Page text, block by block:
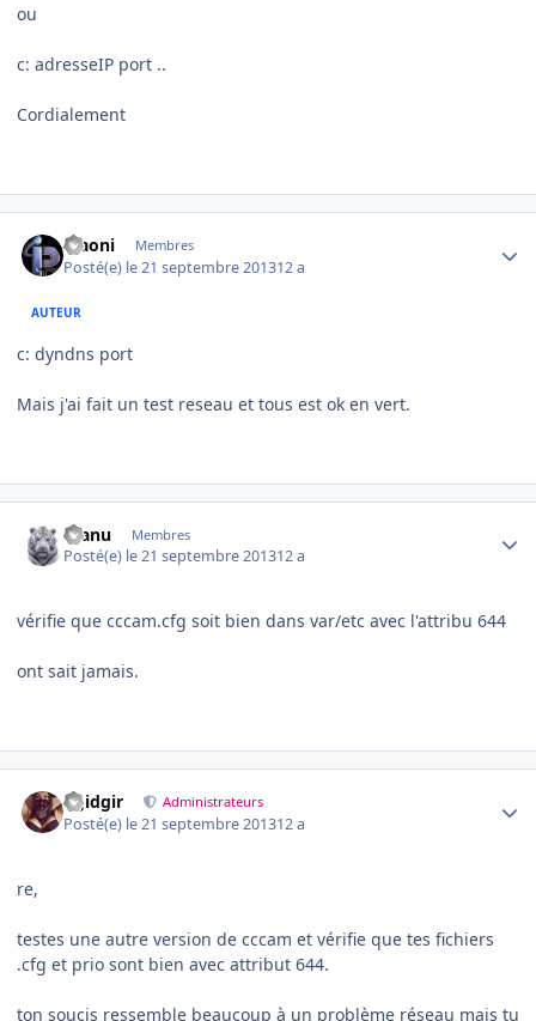
ou
c: adresseIP port ..
Cordialement
Maoni Membres
Posté(e) le 21 septembre 201312 a
AUTEUR
c: dyndns port
Mais j'ai fait un test reseau et tous est ok en vert.
manu Membres
Posté(e) le 21 septembre 201312 a
vérifie que cccam.cfg soit bien dans var/etc avec l'attribu 644
ont sait jamais.
dgidgir Administrateurs
Posté(e) le 21 septembre 201312 a
re,
testes une autre version de cccam et vérifie que tes fichiers
.cfg et prio sont bien avec attribut 644.
ton soucis ressemble beaucoup à un problème réseau mais tu